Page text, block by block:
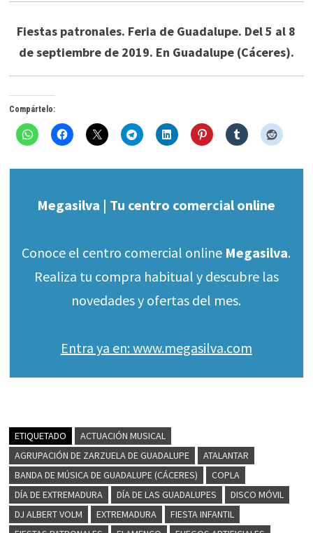
Fiestas patronales. Feria de Guadalupe. Del 5 al 8
de septiembre de 2019. En Guadalupe (Cáceres).
Compártelo:
Megasilva | Tu centro comercial online
Conoce el centro comercial online Megasilva.
Realiza tu compra habitual y descubre las
novedades y ofertas del mes.
Entra ya en: www.megasilva.com
ETIQUETADO
ACTUACIÓN MUSICAL
AGRUPACIÓN DE ZARZUELA DE GUADALUPE
ATALANTAR
BANDA DE MÚSICA DE GUADALUPE (CÁCERES)
COPLA
DÍA DE EXTREMADURA
DÍA DE LAS GUADALUPES
DISCO MÓVIL
DJ ALBERT VOLM
EXTREMADURA
FIESTA INFANTIL